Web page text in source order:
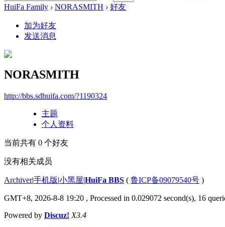
HuiFa Family › NORASMITH › 好友
加为好友
发送消息
NORASMITH
http://bbs.sdhuifa.com/?1190324
主题
个人资料
当前共有 0 个好友
没有相关成员
Archiver|手机版|小黑屋|HuiFa BBS ( 鲁ICP备09079540号 )
GMT+8, 2026-8-8 19:20 , Processed in 0.029072 second(s), 16
Powered by Discuz! X3.4